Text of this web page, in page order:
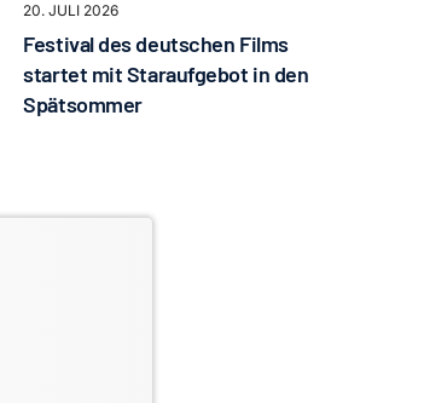
20. JULI 2026
Festival des deutschen Films
startet mit Staraufgebot in den
Spätsommer